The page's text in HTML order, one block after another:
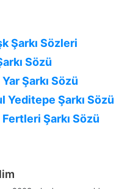
Şarkı Sözleri
Sözü
Şarkı Sözü
Yeditepe Şarkı Sözü
Şarkı Sözü